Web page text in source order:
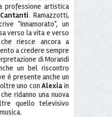
professione artistica
. Ramazzotti,
"Innamorato", un
verso la vita e verso
riesce ancora a
a credere sempre
di Morandi
un bel riscontro
è presente anche un
uno conAlexiain
ridanno una nuova
quello televisivo